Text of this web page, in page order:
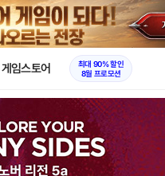
X
게임스토어
최대 90% 할인
8월 프로모션